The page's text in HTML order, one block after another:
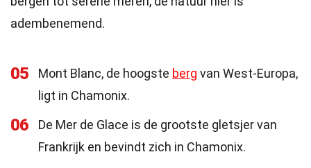
adembenemend.
05 Mont Blanc, de hoogste berg van West-Europa,
ligt in Chamonix.
06
De Mer de Glace is de grootste gletsjer van
Frankrijk en bevindt zich in Chamonix.